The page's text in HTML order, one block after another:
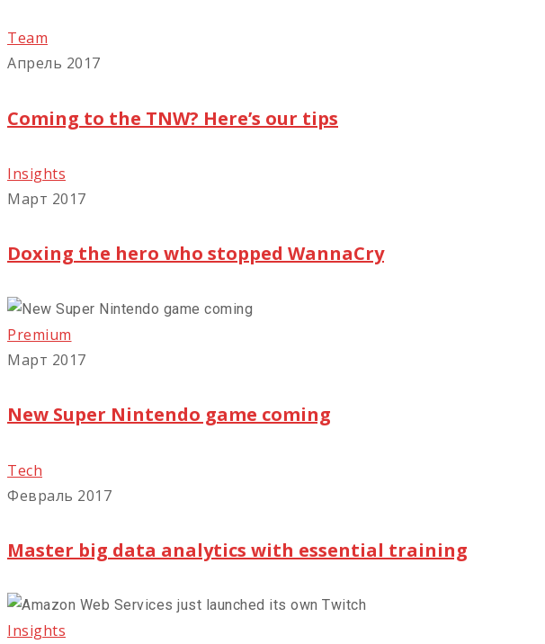
Team
Апрель 2017
Coming to the TNW? Here’s our tips
Insights
Март 2017
Doxing the hero who stopped WannaCry
Premium
Март 2017
New Super Nintendo game coming
Tech
Февраль 2017
Master big data analytics with essential training
Insights